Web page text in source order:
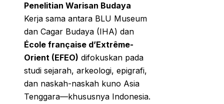
Penelitian Warisan Budaya
Kerja sama antara BLU Museum
dan Cagar Budaya (IHA) dan
École française d’Extrême-
Orient (EFEO) difokuskan pada
studi sejarah, arkeologi, epigrafi,
dan naskah-naskah kuno Asia
Tenggara—khususnya Indonesia.